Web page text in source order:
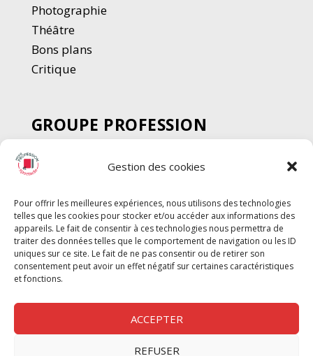
Gestion des cookies
Pour offrir les meilleures expériences, nous utilisons des technologies
telles que les cookies pour stocker et/ou accéder aux informations des
appareils. Le fait de consentir à ces technologies nous permettra de
traiter des données telles que le comportement de navigation ou les ID
uniques sur ce site. Le fait de ne pas consentir ou de retirer son
consentement peut avoir un effet négatif sur certaines caractéristiques
et fonctions.
ACCEPTER
REFUSER
Photographie
Théâtre
Bons plans
Critique
GROUPE PROFESSION
SPECTACLE
Chèque Intermittents
Chèque Compta
Chèque Emploi Spectacle
G-Pods
Profession Audio-visuel